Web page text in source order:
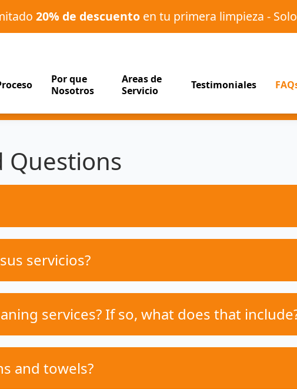
20% de descuento en tu primera limpieza -
Por que
Nosotros
Areas de
Servicio
Testimoniales
Questions
servicios?
services? If so, what does that
and towels?